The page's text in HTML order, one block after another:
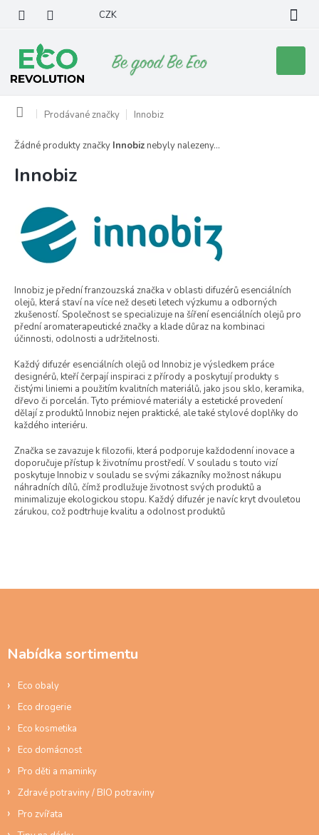
obsah
CZK
košík
Domů Prodávané značky Innobiz
Innobiz
Innobiz je přední franzouzská značka v oblasti difuzérů esenciálních
olejů, která staví na více než deseti letech výzkumu a odborných
zkušeností. Společnost se specializuje na šíření esenciálních olejů pro
přední aromaterapeutické značky a klade důraz na kombinaci
účinnosti, odolnosti a udržitelnosti.
Každý difuzér esenciálních olejů od Innobiz je výsledkem práce
designérů, kteří čerpají inspiraci z přírody a poskytují produkty s
čistými liniemi a použitím kvalitních materiálů, jako jsou sklo, keramika,
dřevo či porcelán. Tyto prémiové materiály a estetické provedení
dělají z produktů Innobiz nejen praktické, ale také stylové doplňky do
každého interiéru.
Značka se zavazuje k filozofii, která podporuje každodenní inovace a
doporučuje přístup k životnímu prostředí. V souladu s touto vizí
poskytuje Innobiz v souladu se svými zákazníky možnost nákupu
náhradních dílů, čímž prodlužuje životnost svých produktů a
minimalizuje ekologickou stopu. Každý difuzér je navíc kryt dvouletou
zárukou, což podtrhuje kvalitu a odolnost produktů
Žádné produkty značky Innobiz nebyly nalezeny...
Nabídka sortimentu
Eco obaly
Eco drogerie
Eco kosmetika
Eco domácnost
Pro děti a maminky
Zdravé potraviny / BIO potraviny
Pro zvířata